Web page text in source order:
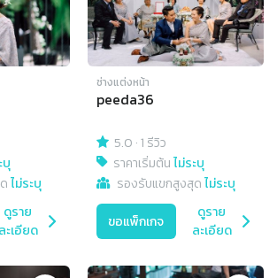
บุ
ไม่ระบุ
ดูราย
ละเอียด
ช่างแต่งหน้า
peeda36
5.0 ·1 รีวิว
ราคาเริ่มต้นไม่ระบุ
รองรับแขกสูงสุดไม่ระบุ
ขอแพ็กเกจ
ดูราย
ละเอียด